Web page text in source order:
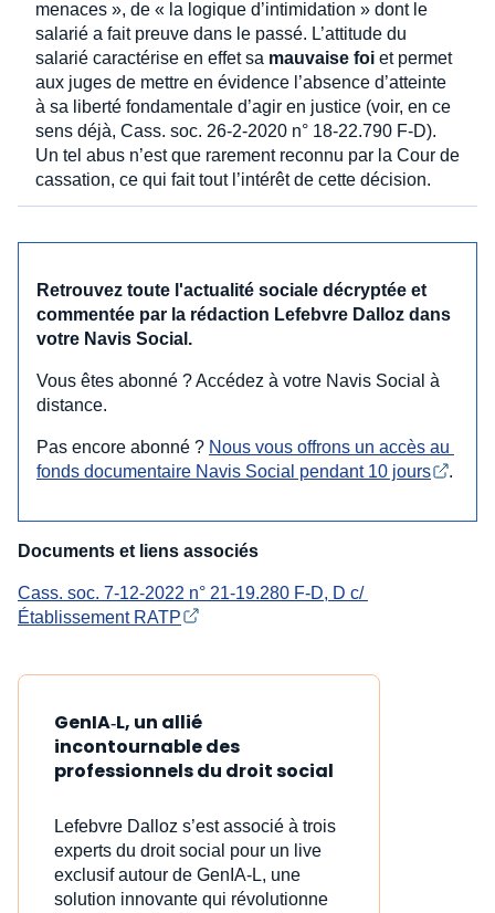
menaces », de « la logique d’intimidation » dont le
salarié a fait preuve dans le passé. L’attitude du
salarié caractérise en effet sa mauvaise foi et permet
aux juges de mettre en évidence l’absence d’atteinte
à sa liberté fondamentale d’agir en justice (voir, en ce
sens déjà, Cass. soc. 26-2-2020 n° 18-22.790 F-D).
Un tel abus n’est que rarement reconnu par la Cour de
cassation, ce qui fait tout l’intérêt de cette décision.
Retrouvez toute l'actualité sociale décryptée et
commentée par la rédaction Lefebvre Dalloz dans
votre Navis Social.
Vous êtes abonné ? Accédez à votre Navis Social à
distance.
Pas encore abonné ? Nous vous offrons un accès au
fonds documentaire Navis Social pendant 10 jours
.
Documents et liens associés
Cass. soc. 7-12-2022 n° 21-19.280 F-D, D c/
Établissement RATP
GenIA‑L, un allié
incontournable des
professionnels du droit social
Lefebvre Dalloz s’est associé à trois
experts du droit social pour un live
exclusif autour de GenIA‑L, une
solution innovante qui révolutionne